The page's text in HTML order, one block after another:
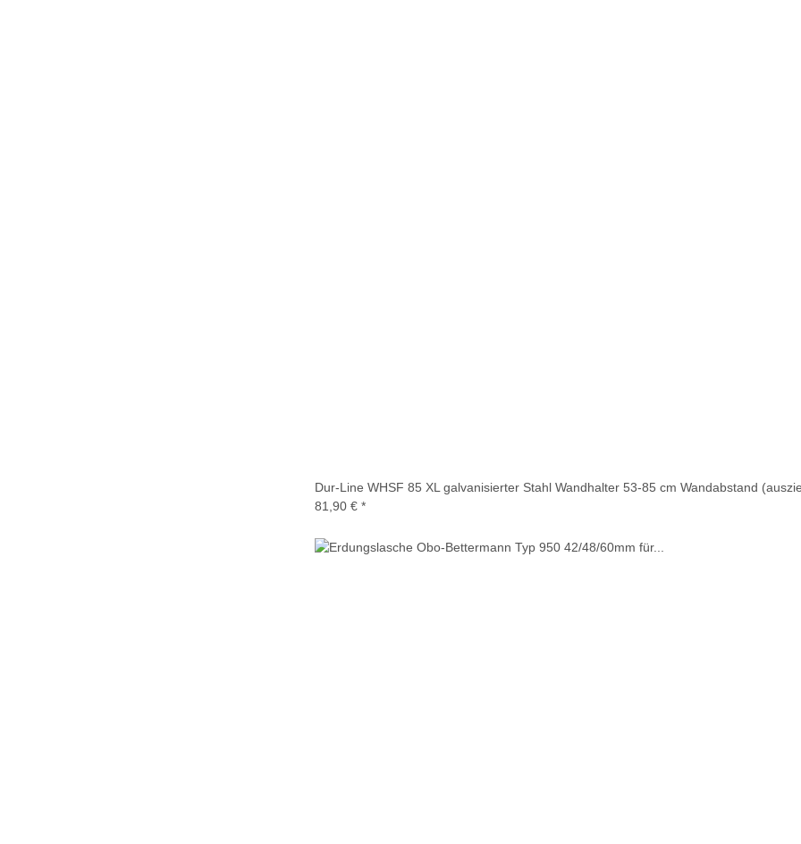
Dur-Line WHSF 85 XL galvanisierter Stahl Wandhalter 53-85 cm Wandabstand
81,90 € *